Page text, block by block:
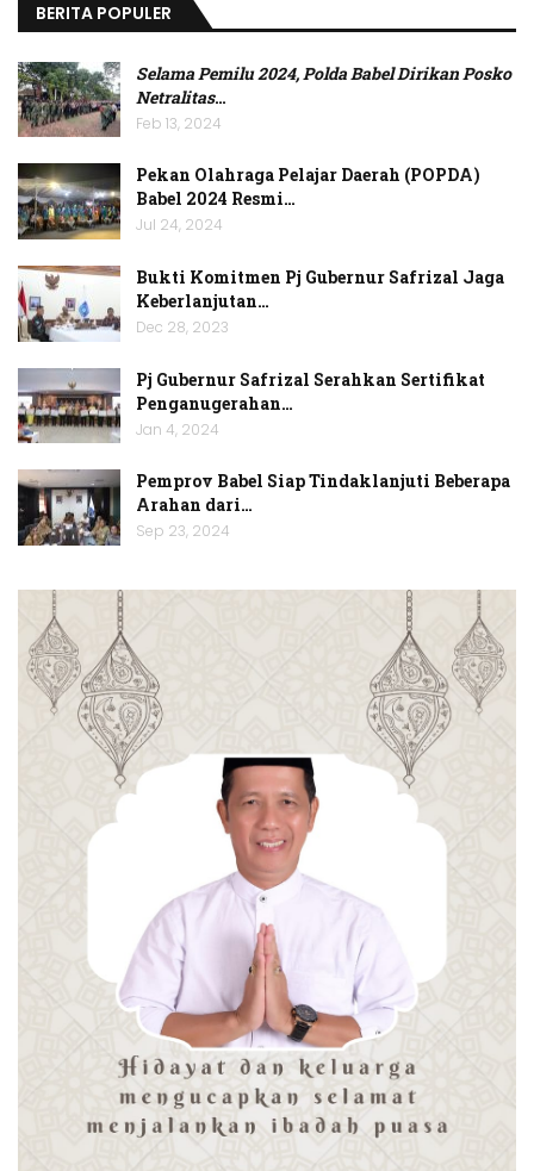
BERITA POPULER
Selama Pemilu 2024, Polda Babel Dirikan Posko
Netralitas…
Feb 13, 2024
Pekan Olahraga Pelajar Daerah (POPDA)
Babel 2024 Resmi…
Jul 24, 2024
Bukti Komitmen Pj Gubernur Safrizal Jaga
Keberlanjutan…
Dec 28, 2023
Pj Gubernur Safrizal Serahkan Sertifikat
Penganugerahan…
Jan 4, 2024
Pemprov Babel Siap Tindaklanjuti Beberapa
Arahan dari…
Sep 23, 2024